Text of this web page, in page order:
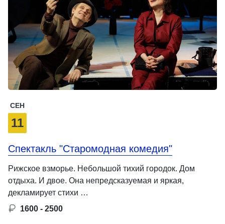
СЕН
11
Спектакль "Старомодная комедия"
Рижское взморье. Небольшой тихий городок. Дом
отдыха. И двое. Она непредсказуемая и яркая,
декламирует стихи …
1600 - 2500